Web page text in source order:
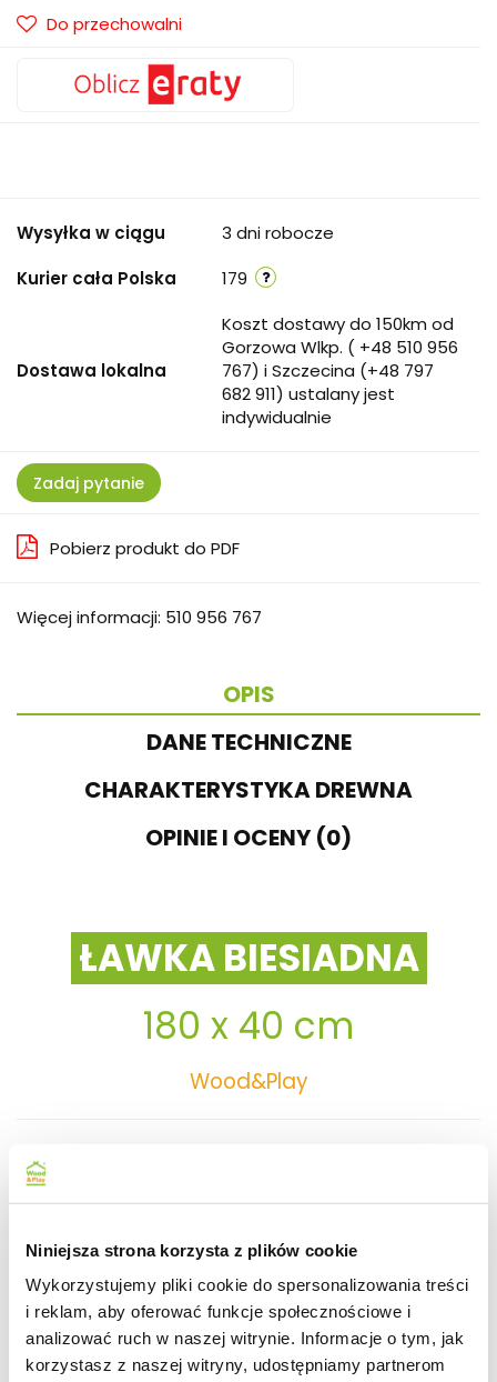
Niniejsza strona korzysta z plików cookie
Wykorzystujemy pliki cookie do spersonalizowania treści
i reklam, aby oferować funkcje społecznościowe i
analizować ruch w naszej witrynie. Informacje o tym, jak
korzystasz z naszej witryny, udostępniamy partnerom
Do przechowalni
Wysyłka w ciągu
3 dni robocze
Kurier cała Polska
179
Dostawa lokalna
Koszt dostawy do 150km od
Gorzowa Wlkp. ( +48 510 956
767) i Szczecina (+48 797
682 911) ustalany jest
indywidualnie
Zadaj pytanie
Pobierz produkt do PDF
Więcej informacji: 510 956 767
OPIS
DANE TECHNICZNE
CHARAKTERYSTYKA DREWNA
OPINIE I OCENY (0)
ŁAWKA BIESIADNA
180 x 40 cm
Wood&Play
Ławka Biesiadna
kawiarni? Ławka Biesiadna spełni Twoje oczekiwania.
Elegancki design zapewni Tobie i Twoim gościom
komfort użytkowania. Impregnowana ciśnieniowo
deska spełni swoje zadania nawet na wolnym
powietrzu.